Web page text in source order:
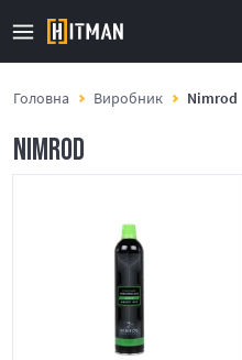
Головна Виробник Nimrod
NIMROD